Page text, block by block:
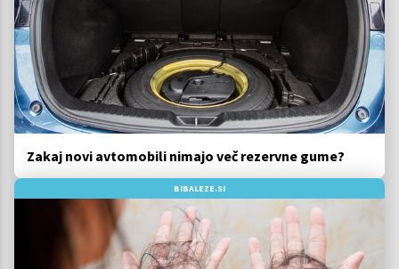
Zakaj novi avtomobili nimajo več rezervne gume?
BIBALEZE.SI